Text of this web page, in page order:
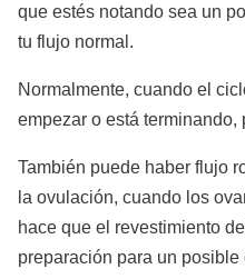
que estés notando sea un
tu flujo normal.
Normalmente, cuando el
empezar o está terminando,
También puede haber flujo
la ovulación, cuando los
hace que el revestimiento
preparación para un posible